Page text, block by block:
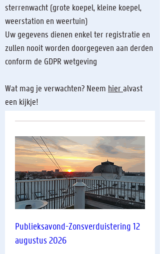
sterrenwacht (grote koepel, kleine koepel,
weerstation en weertuin)
Uw gegevens dienen enkel ter registratie en
zullen nooit worden doorgegeven aan derden
conform de GDPR wetgeving
Wat mag je verwachten? Neem hier alvast
een kijkje!
Publieksavond-Zonsverduistering 12
augustus 2026